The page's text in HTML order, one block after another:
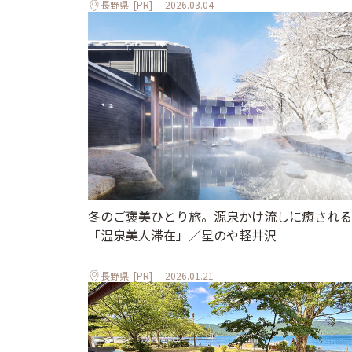
長野県 [PR] 2026.03.04
冬のご褒美ひとり旅。源泉かけ流しに癒される
「温泉美人滞在」／星のや軽井沢
長野県 [PR] 2026.01.21